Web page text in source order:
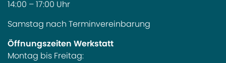
14:00 – 17:00 Uhr
Samstag nach Terminvereinbarung
Öffnungszeiten Werkstatt
Montag bis Freitag: